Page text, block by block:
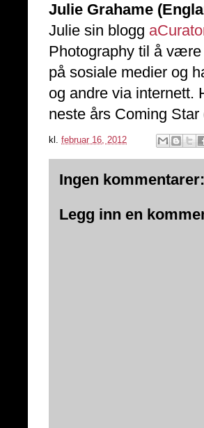
Julie Grahame
Julie sin blogg
Photography til å være
på sosiale medier og
og andre via internett.
neste års Coming
kl. februar 16, 2012
Ingen kommentarer:
Legg inn en